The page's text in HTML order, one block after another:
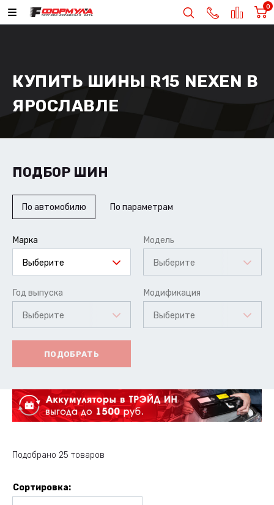
0
КУПИТЬ ШИНЫ R15 NEXEN В
ЯРОСЛАВЛЕ
ПОДБОР ШИН
По автомобилю По параметрам
Марка
Выберите
Модель
Выберите
Год выпуска
Выберите
Модификация
Выберите
ПОДОБРАТЬ
Подобрано 25 товаров
Сортировка: